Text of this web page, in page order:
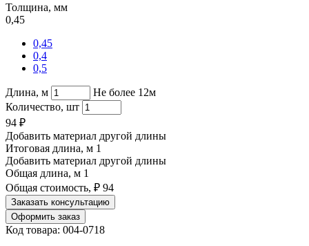
Толщина, мм
0,45
0,45
0,4
0,5
Длина, м
Не более 12м
Количество, шт
94 ₽
Добавить материал другой длины
Итоговая длина, м 1
Добавить материал другой длины
Общая длина, м 1
Общая стоимость, ₽ 94
Заказать консультацию
Оформить заказ
Код товара: 004-0718